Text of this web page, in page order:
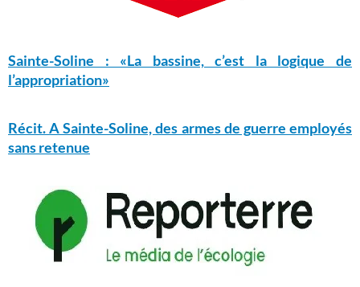
Sainte-Soline : «La bassine, c’est la logique de
l’appropriation»
Récit. A Sainte-Soline, des armes de guerre employés
sans retenue